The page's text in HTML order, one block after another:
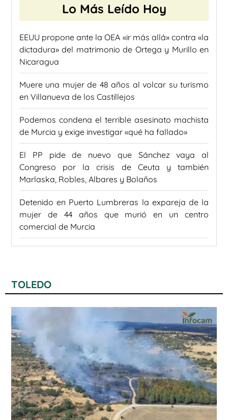
Lo Más Leído Hoy
EEUU propone ante la OEA «ir más allá» contra «la
dictadura» del matrimonio de Ortega y Murillo en
Nicaragua
Muere una mujer de 48 años al volcar su turismo
en Villanueva de los Castillejos
Podemos condena el terrible asesinato machista
de Murcia y exige investigar «qué ha fallado»
El PP pide de nuevo que Sánchez vaya al
Congreso por la crisis de Ceuta y también
Marlaska, Robles, Albares y Bolaños
Detenido en Puerto Lumbreras la expareja de la
mujer de 44 años que murió en un centro
comercial de Murcia
TOLEDO